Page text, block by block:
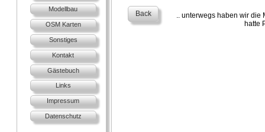
Modellbau
OSM Karten
Sonstiges
Kontakt
Gästebuch
Links
Impressum
Datenschutz
Back
.. unterwegs haben wir die
hatte